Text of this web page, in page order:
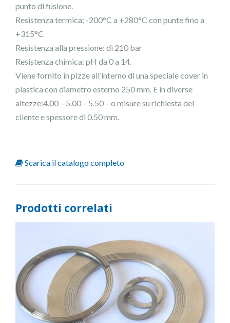
punto di fusione.
Resistenza termica: -200°C a +280°C con punte fino a
+315°C
Resistenza alla pressione: di 210 bar
Resistenza chimica: pH da 0 a 14.
Viene fornito in pizze all’interno di una speciale cover in
plastica con diametro esterno 250 mm. E in diverse
altezze:4.00 – 5.00 – 5.50 – o misure su richiesta del
cliente e spessore di 0.50 mm.
Scarica il catalogo completo
Prodotti correlati